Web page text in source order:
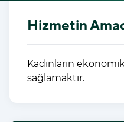
Hizmetin
Kadınların
sağlamaktır.